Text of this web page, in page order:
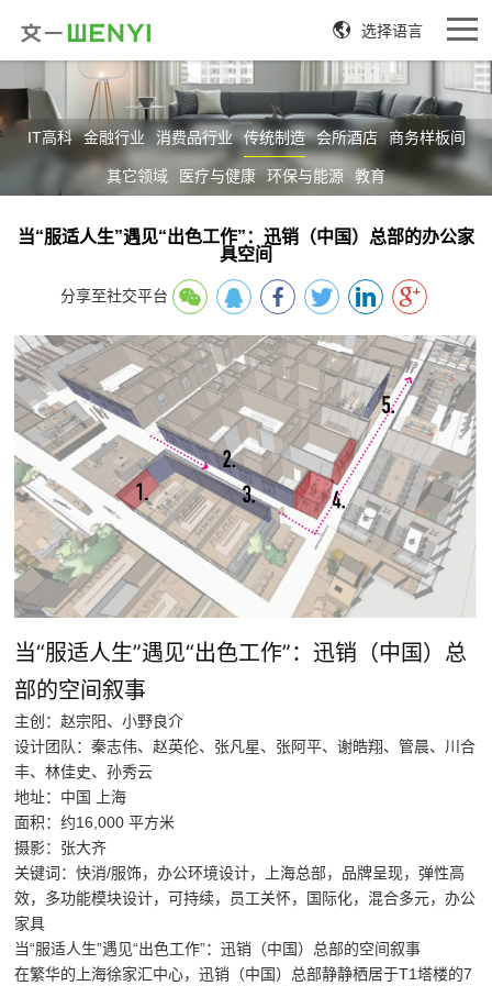
选择语言
IT高科 金融行业 消费品行业 传统制造 会所酒店 商务样板间
其它领域 医疗与健康 环保与能源 教育
当“服适人生”遇见“出色工作”：迅销（中国）总部的办公家
具空间
分享至社交平台
当“服适人生”遇见“出色工作”：迅销（中国）总
部的空间叙事
主创：赵宗阳、小野良介
设计团队：秦志伟、赵英伦、张凡星、张阿平、谢皓翔、管晨、川合
丰、林佳史、孙秀云
地址：中国 上海
面积：约16,000 平方米
摄影：张大齐
关键词：快消/服饰，办公环境设计，上海总部，品牌呈现，弹性高
效，多功能模块设计，可持续，员工关怀，国际化，混合多元，办公
家具
当“服适人生”遇见“出色工作”：迅销（中国）总部的空间叙事
在繁华的上海徐家汇中心，迅销（中国）总部静静栖居于T1塔楼的7